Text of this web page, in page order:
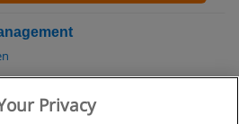
Information
Privacy